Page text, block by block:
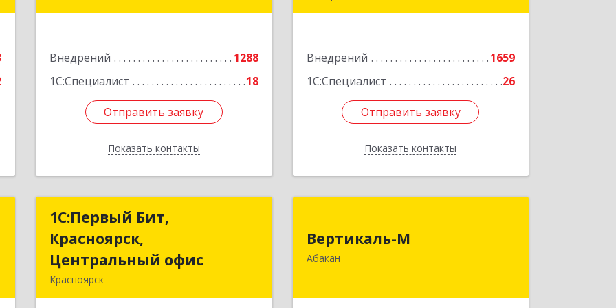
Внедрений
1288
1С:Специалист
18
Отправить заявку
Показать контакты
Отправить заявку
Назад
Внедрений
1659
1С:Специалист
26
Отправить заявку
Показать контакты
этаж 3, пом.2, оф.301
Отправить заявку
Назад
1С:Первый Бит,
Красноярск,
Центральный офис
Красноярск
1С:Первый Бит,
Центральный офис
Вертикаль-М
Абакан
Чертыгашева ул, дом № 124, кв.97Н
Подробнее